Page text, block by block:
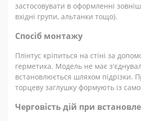
застосовувати в оформленні
вхідні групи, альтанки тощо).
Спосіб монтажу
Плінтус кріпиться на стіні за
герметика. Модель не має
встановлюється шляхом підрізки.
торцеву заглушку формують із
Черговість дій при